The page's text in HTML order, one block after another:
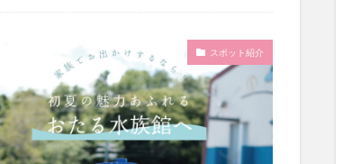
スポット紹介